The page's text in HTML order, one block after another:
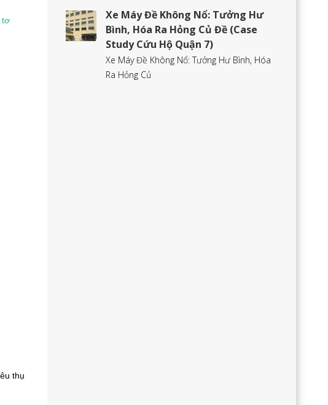
tơ
thụ
Xe Máy Đề Không Nổ: Tưởng Hư
Bình, Hóa Ra Hỏng Củ Đề (Case
Study Cứu Hộ Quận 7)
Xe Máy Đề Không Nổ: Tưởng Hư Bình, Hóa
Ra Hỏng Củ